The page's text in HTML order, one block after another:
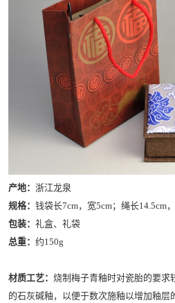
产地： 浙江龙泉
规格： 钱袋长7cm，宽5cm；绳长14.5cm
包装： 礼盒、礼袋
总重： 约150g
材质工艺： 烧制梅子青釉时对瓷胎的要求
的石灰碱釉，以便于数次施釉以增加釉